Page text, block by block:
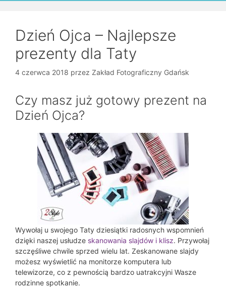
Dzień Ojca – Najlepsze
prezenty dla Taty
4 czerwca 2018 przez Zakład Fotograficzny Gdańsk
Czy masz już gotowy prezent na
Dzień Ojca?
Wywołaj u swojego Taty dziesiątki radosnych wspomnień
dzięki naszej usłudze skanowania slajdów i klisz. Przywołaj
szczęśliwe chwile sprzed wielu lat. Zeskanowane slajdy
możesz wyświetlić na monitorze komputera lub
telewizorze, co z pewnością bardzo uatrakcyjni Wasze
rodzinne spotkanie.